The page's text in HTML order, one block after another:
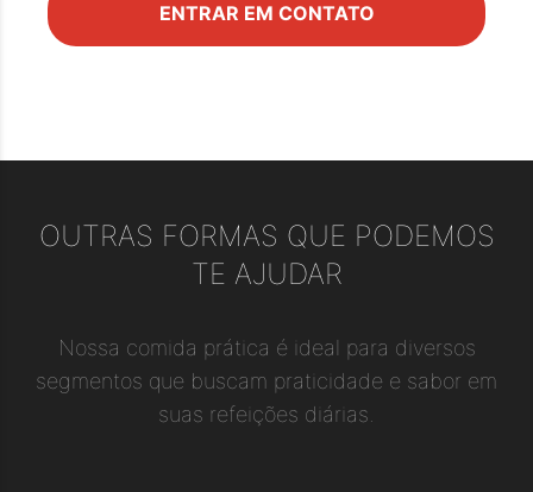
ENTRAR EM CONTATO
OUTRAS FORMAS QUE PODEMOS
TE AJUDAR
Nossa comida prática é ideal para diversos
segmentos que buscam praticidade e sabor em
suas refeições diárias.